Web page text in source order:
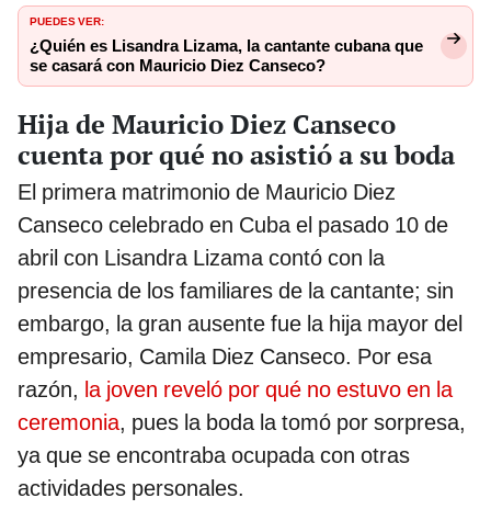
PUEDES VER:
¿Quién es Lisandra Lizama, la cantante cubana que
se casará con Mauricio Diez Canseco?
Hija de Mauricio Diez Canseco
cuenta por qué no asistió a su boda
El primera matrimonio de Mauricio Diez
Canseco celebrado en Cuba el pasado 10 de
abril con Lisandra Lizama contó con la
presencia de los familiares de la cantante; sin
embargo, la gran ausente fue la hija mayor del
empresario, Camila Diez Canseco. Por esa
razón, la joven reveló por qué no estuvo en la
ceremonia, pues la boda la tomó por sorpresa,
ya que se encontraba ocupada con otras
actividades personales.